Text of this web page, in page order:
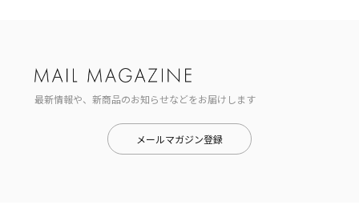
最新情報や、新商品のお知らせなどをお届けします
メールマガジン登録